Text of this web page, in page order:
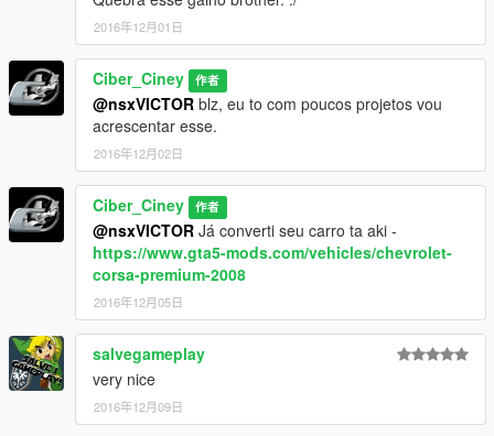
2016年12月01日
Ciber_Ciney 作者
@nsxVICTOR blz, eu to com poucos projetos vou
acrescentar esse.
2016年12月02日
Ciber_Ciney 作者
@nsxVICTOR Já converti seu carro ta aki -
https://www.gta5-mods.com/vehicles/chevrolet-
corsa-premium-2008
2016年12月05日
salvegameplay
very nice
2016年12月09日